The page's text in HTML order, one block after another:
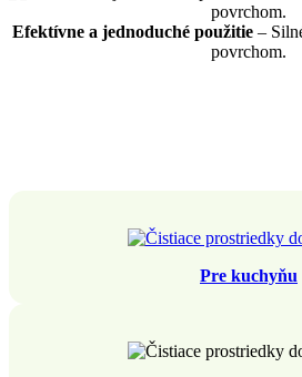
Efektívne a jednoduché použitie –
povrchom.
Pre kuchyňu